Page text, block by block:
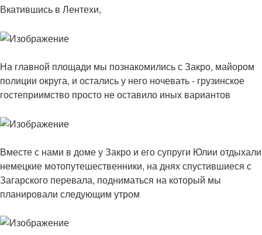
Вкатившись в Лентехи,
На главной площади мы познакомились с Закро, майором
полиции округа, и остались у него ночевать - грузинское
гостеприимство просто не оставило иных вариантов
Вместе с нами в доме у Закро и его супруги Юлии отдыхали
немецкие мотопутешественники, на днях спустившиеся с
Загарского перевала, подниматься на который мы
планировали следующим утром